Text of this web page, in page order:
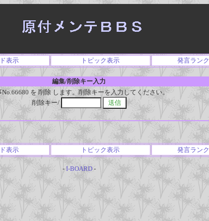
表示 トピック表示 発言ランク
編集/削除キー入力
No.66680 を 削除 します。削除キーを入力してください。
削除キー/
表示 トピック表示 発言ランク
- I-BOARD-